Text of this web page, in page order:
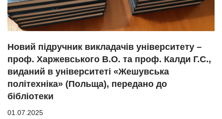
Новий підручник викладачів університету –
проф. Харжевського В.О. та проф. Калди Г.С.,
виданий в університеті «Жешувська
політехніка» (Польща), передано до
бібліотеки
01.07.2025